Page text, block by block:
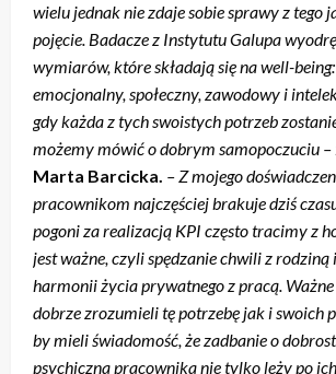
wielu jednak nie zdaje sobie sprawy z tego
pojęcie. Badacze z Instytutu Galupa
wymiarów, które składają się na well-
emocjonalny, społeczny, zawodowy i
gdy każda z tych swoistych potrzeb
możemy mówić o dobrym samopoczuciu –
Marta Barcicka. – Z mojego
pracownikom najczęściej brakuje dziś
pogoni za realizacją KPI często tracimy z
jest ważne, czyli spędzanie chwili z rodziną
harmonii życia prywatnego z pracą.
dobrze zrozumieli tę potrzebę jak i swoich
by mieli świadomość, że zadbanie o
psychiczna pracownika nie tylko leży po